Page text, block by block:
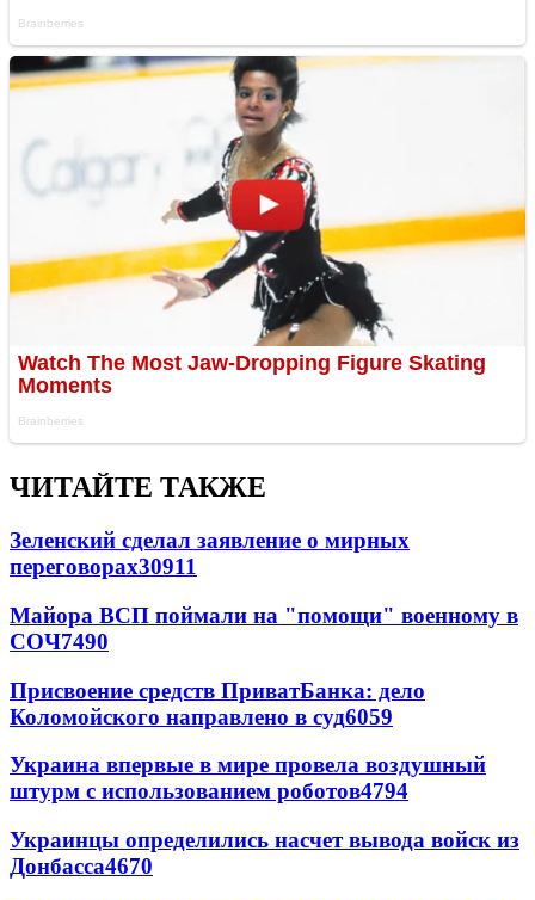
ЧИТАЙТЕ ТАКЖЕ
Зеленский сделал заявление о мирных
переговорах30911
Майора ВСП поймали на "помощи" военному в
СОЧ7490
Присвоение средств ПриватБанка: дело
Коломойского направлено в суд6059
Украина впервые в мире провела воздушный
штурм с использованием роботов4794
Украинцы определились насчет вывода войск из
Донбасса4670